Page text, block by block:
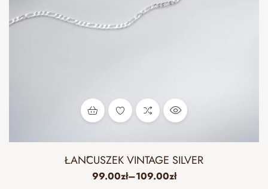
ŁAŃCUSZEK VINTAGE SILVER
99.00zł–109.00zł